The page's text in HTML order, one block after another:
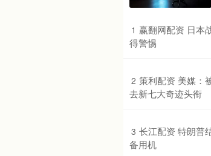
1 赢翻网配资 日本
得警惕
2 策利配资 美媒：
去新七大奇迹头衔
3 长江配资 特朗普
备用机